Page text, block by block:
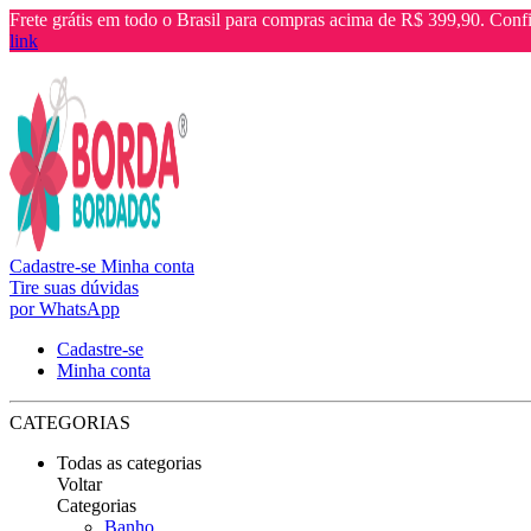
Frete grátis em todo o Brasil para compras acima de R$ 399,90.
link
Cadastre-se Minha conta
Tire suas dúvidas
por WhatsApp
Cadastre-se
Minha conta
CATEGORIAS
Todas as categorias
Voltar
Categorias
Banho